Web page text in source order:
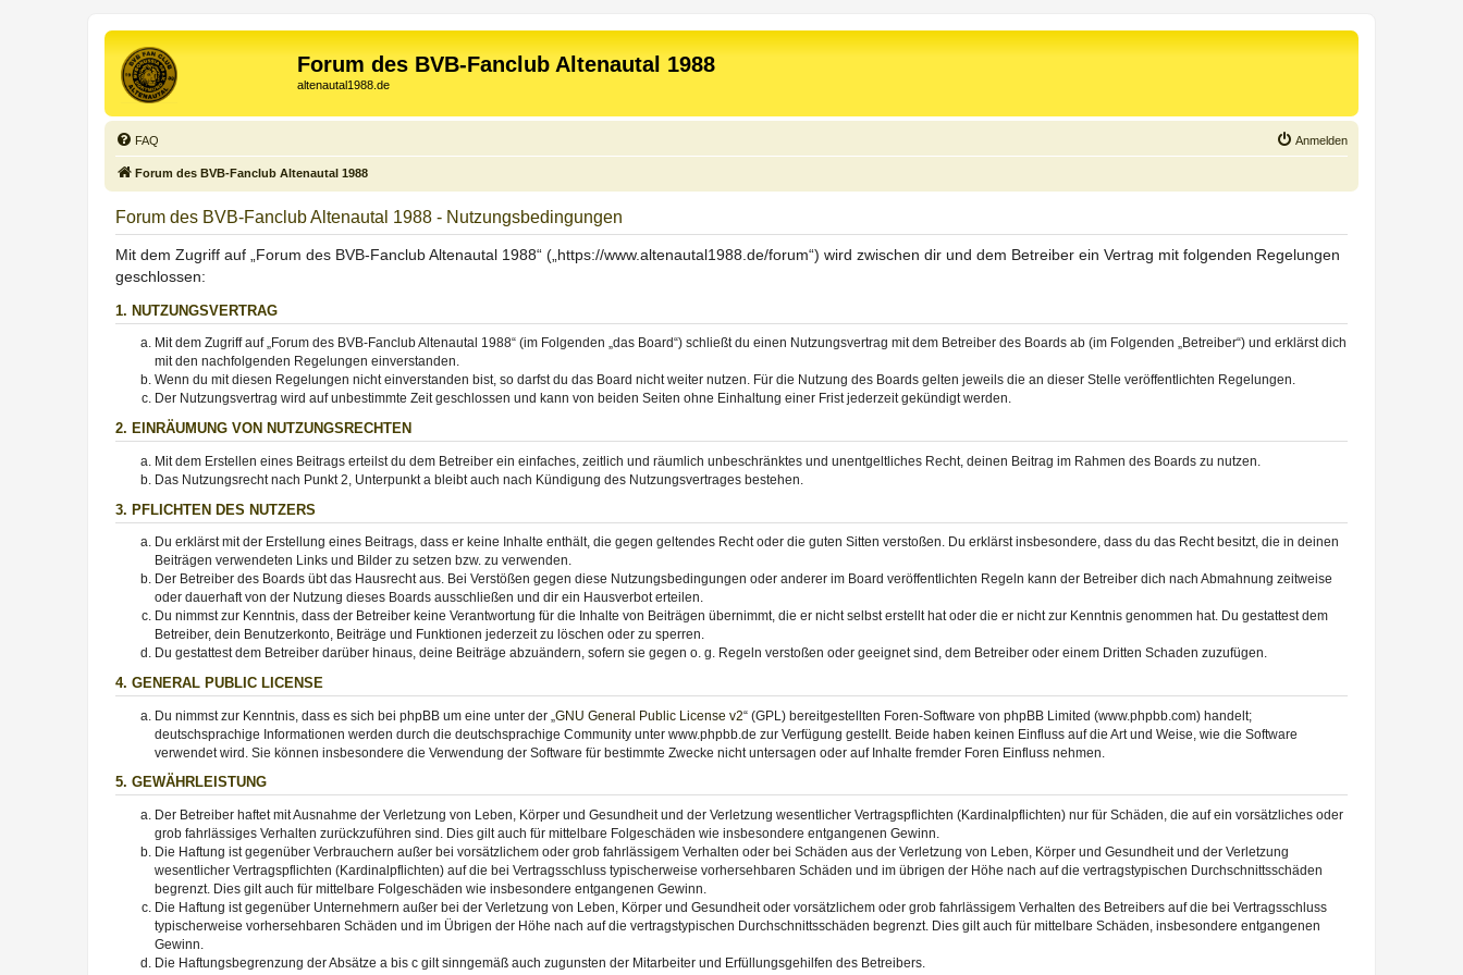
Forum des BVB-Fanclub Altenautal 1988
altenautal1988.de
FAQ Anmelden
Forum des BVB-Fanclub Altenautal 1988
Forum des BVB-Fanclub Altenautal 1988 - Nutzungsbedingungen
Mit dem Zugriff auf „Forum des BVB-Fanclub Altenautal 1988“ („https://www.altenautal1988.de/forum“) wird zwischen dir und dem Betreiber ein Vertrag mit folgenden Regelungen
geschlossen:
1. NUTZUNGSVERTRAG
Mit dem Zugriff auf „Forum des BVB-Fanclub Altenautal 1988“ (im Folgenden „das Board“) schließt du einen Nutzungsvertrag mit dem Betreiber des Boards ab (im Folgenden „Betreiber“) und erklärst dich
mit den nachfolgenden Regelungen einverstanden.
Wenn du mit diesen Regelungen nicht einverstanden bist, so darfst du das Board nicht weiter nutzen. Für die Nutzung des Boards gelten jeweils die an dieser Stelle veröffentlichten Regelungen.
Der Nutzungsvertrag wird auf unbestimmte Zeit geschlossen und kann von beiden Seiten ohne Einhaltung einer Frist jederzeit gekündigt werden.
2. EINRÄUMUNG VON NUTZUNGSRECHTEN
Mit dem Erstellen eines Beitrags erteilst du dem Betreiber ein einfaches, zeitlich und räumlich unbeschränktes und unentgeltliches Recht, deinen Beitrag im Rahmen des Boards zu nutzen.
Das Nutzungsrecht nach Punkt 2, Unterpunkt a bleibt auch nach Kündigung des Nutzungsvertrages bestehen.
3. PFLICHTEN DES NUTZERS
Du erklärst mit der Erstellung eines Beitrags, dass er keine Inhalte enthält, die gegen geltendes Recht oder die guten Sitten verstoßen. Du erklärst insbesondere, dass du das Recht besitzt, die in deinen
Beiträgen verwendeten Links und Bilder zu setzen bzw. zu verwenden.
Der Betreiber des Boards übt das Hausrecht aus. Bei Verstößen gegen diese Nutzungsbedingungen oder anderer im Board veröffentlichten Regeln kann der Betreiber dich nach Abmahnung zeitweise
oder dauerhaft von der Nutzung dieses Boards ausschließen und dir ein Hausverbot erteilen.
Du nimmst zur Kenntnis, dass der Betreiber keine Verantwortung für die Inhalte von Beiträgen übernimmt, die er nicht selbst erstellt hat oder die er nicht zur Kenntnis genommen hat. Du gestattest dem
Betreiber, dein Benutzerkonto, Beiträge und Funktionen jederzeit zu löschen oder zu sperren.
Du gestattest dem Betreiber darüber hinaus, deine Beiträge abzuändern, sofern sie gegen o. g. Regeln verstoßen oder geeignet sind, dem Betreiber oder einem Dritten Schaden zuzufügen.
4. GENERAL PUBLIC LICENSE
Du nimmst zur Kenntnis, dass es sich bei phpBB um eine unter der „ GNU General Public License v2“ (GPL) bereitgestellten Foren-Software von phpBB Limited (www.phpbb.com) handelt;
deutschsprachige Informationen werden durch die deutschsprachige Community unter www.phpbb.de zur Verfügung gestellt. Beide haben keinen Einfluss auf die Art und Weise, wie die Software
verwendet wird. Sie können insbesondere die Verwendung der Software für bestimmte Zwecke nicht untersagen oder auf Inhalte fremder Foren Einfluss nehmen.
5. GEWÄHRLEISTUNG
Der Betreiber haftet mit Ausnahme der Verletzung von Leben, Körper und Gesundheit und der Verletzung wesentlicher Vertragspflichten (Kardinalpflichten) nur für Schäden, die auf ein vorsätzliches oder
grob fahrlässiges Verhalten zurückzuführen sind. Dies gilt auch für mittelbare Folgeschäden wie insbesondere entgangenen Gewinn.
Die Haftung ist gegenüber Verbrauchern außer bei vorsätzlichem oder grob fahrlässigem Verhalten oder bei Schäden aus der Verletzung von Leben, Körper und Gesundheit und der Verletzung
wesentlicher Vertragspflichten (Kardinalpflichten) auf die bei Vertragsschluss typischerweise vorhersehbaren Schäden und im übrigen der Höhe nach auf die vertragstypischen Durchschnittsschäden
begrenzt. Dies gilt auch für mittelbare Folgeschäden wie insbesondere entgangenen Gewinn.
Die Haftung ist gegenüber Unternehmern außer bei der Verletzung von Leben, Körper und Gesundheit oder vorsätzlichem oder grob fahrlässigem Verhalten des Betreibers auf die bei Vertragsschluss
typischerweise vorhersehbaren Schäden und im Übrigen der Höhe nach auf die vertragstypischen Durchschnittsschäden begrenzt. Dies gilt auch für mittelbare Schäden, insbesondere entgangenen
Gewinn.
Die Haftungsbegrenzung der Absätze a bis c gilt sinngemäß auch zugunsten der Mitarbeiter und Erfüllungsgehilfen des Betreibers.